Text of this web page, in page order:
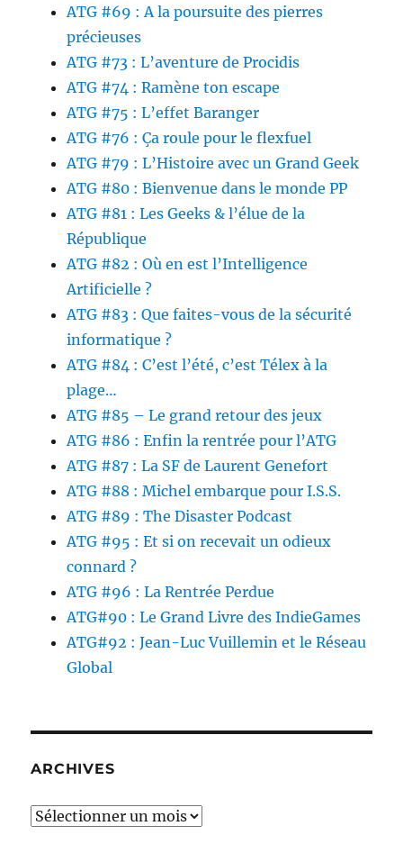
ATG #69 : A la poursuite des pierres
précieuses
ATG #73 : L’aventure de Procidis
ATG #74 : Ramène ton escape
ATG #75 : L’effet Baranger
ATG #76 : Ça roule pour le flexfuel
ATG #79 : L’Histoire avec un Grand Geek
ATG #80 : Bienvenue dans le monde PP
ATG #81 : Les Geeks & l’élue de la
République
ATG #82 : Où en est l’Intelligence
Artificielle ?
ATG #83 : Que faites-vous de la sécurité
informatique ?
ATG #84 : C’est l’été, c’est Télex à la
plage…
ATG #85 – Le grand retour des jeux
ATG #86 : Enfin la rentrée pour l’ATG
ATG #87 : La SF de Laurent Genefort
ATG #88 : Michel embarque pour I.S.S.
ATG #89 : The Disaster Podcast
ATG #95 : Et si on recevait un odieux
connard ?
ATG #96 : La Rentrée Perdue
ATG#90 : Le Grand Livre des IndieGames
ATG#92 : Jean-Luc Vuillemin et le Réseau
Global
ARCHIVES
Archives